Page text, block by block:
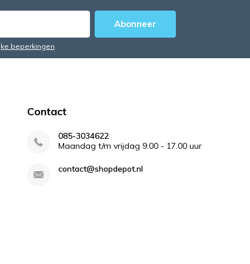
Abonneer
beperkingen
Contact
085-3034622
Maandag t/m vrijdag 9.00 - 17.00 uur
contact@shopdepot.nl